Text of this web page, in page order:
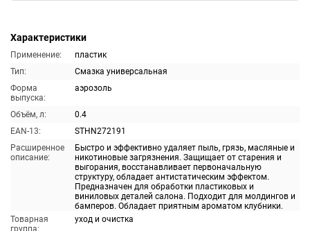
Характеристики
Применение:
пластик
Тип:
Смазка универсальная
Форма
выпуска:
аэрозоль
Объём, л:
0.4
EAN-13:
STHN272191
Расширенное
описание:
Быстро и эффективно удаляет пыль, грязь, масляные и
никотиновые загрязнения. Защищает от старения и
выгорания, восстанавливает первоначальную
структуру, обладает антистатическим эффектом.
Предназначен для обработки пластиковых и
виниловых деталей салона. Подходит для молдингов и
бамперов. Обладает приятным ароматом клубники.
Товарная
группа:
уход и очистка